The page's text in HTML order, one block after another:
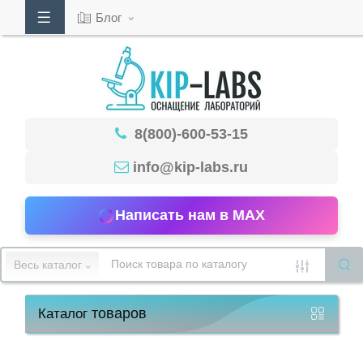
53-
15
Блог
8(800)-600-53-15
info@kip-labs.ru
Написать нам в MAX
Весь каталог
Каталогтоваров